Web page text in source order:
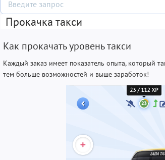
Прокачка такси
Как прокачать уровень такси
Каждый заказ имеет показатель опыта, который
тем больше возможностей и выше заработок!